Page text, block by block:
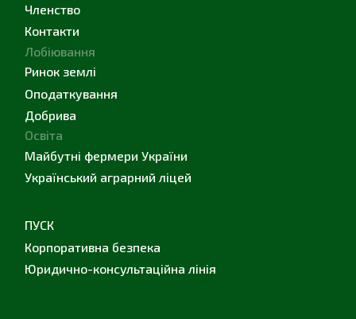
Членство
Контакти
Лобіювання
Ринок землі
Оподаткування
Добрива
Освіта
Майбутні фермери України
Український аграрний ліцей
ПУСК
Корпоративна безпека
Юридично-консультаційна лінія